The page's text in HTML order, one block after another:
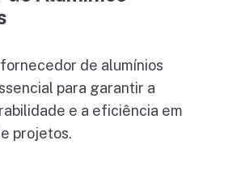
de alumínios
para garantir a
e a eficiência em
projetos.